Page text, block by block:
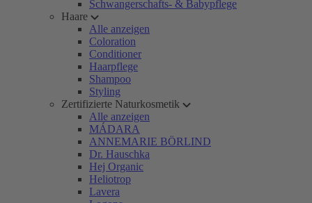
Schwangerschafts- & Babypflege
Haare
Alle anzeigen
Coloration
Conditioner
Haarpflege
Shampoo
Styling
Zertifizierte Naturkosmetik
Alle anzeigen
MÁDARA
ANNEMARIE BÖRLIND
Dr. Hauschka
Hej Organic
Heliotrop
Lavera